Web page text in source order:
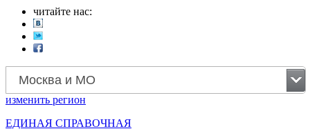
читайте нас:
Москва и МО
изменить регион
ЕДИНАЯ СПРАВОЧНАЯ